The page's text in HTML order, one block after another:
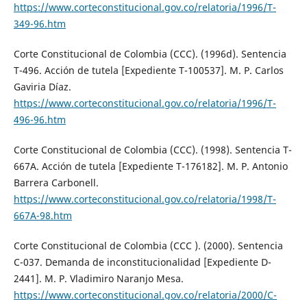
https://www.corteconstitucional.gov.co/relatoria/1996/T-
349-96.htm
Corte Constitucional de Colombia (CCC). (1996d). Sentencia
T-496. Acción de tutela [Expediente T-100537]. M. P. Carlos
Gaviria Díaz.
https://www.corteconstitucional.gov.co/relatoria/1996/T-
496-96.htm
Corte Constitucional de Colombia (CCC). (1998). Sentencia T-
667A. Acción de tutela [Expediente T-176182]. M. P. Antonio
Barrera Carbonell.
https://www.corteconstitucional.gov.co/relatoria/1998/T-
667A-98.htm
Corte Constitucional de Colombia (CCC ). (2000). Sentencia
C-037. Demanda de inconstitucionalidad [Expediente D-
2441]. M. P. Vladimiro Naranjo Mesa.
https://www.corteconstitucional.gov.co/relatoria/2000/C-